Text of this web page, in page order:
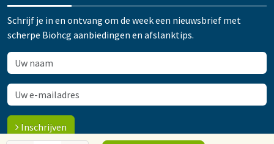
Schrijf je in en ontvang om de week een nieuwsbrief met
scherpe Biohcg aanbiedingen en afslanktips.
Inschrijven